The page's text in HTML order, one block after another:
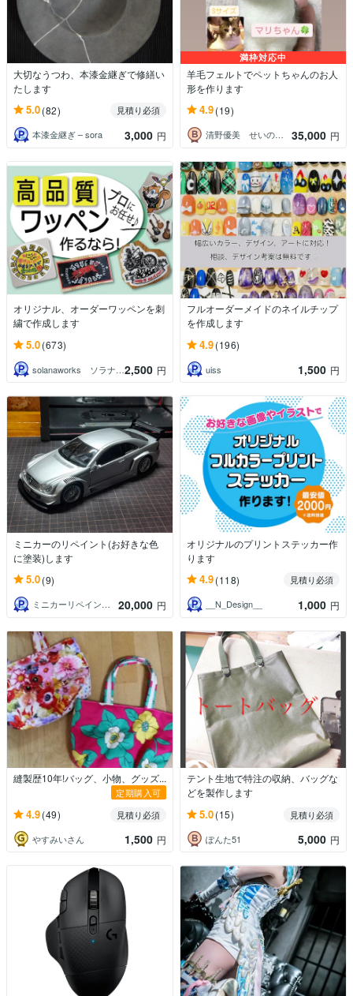
大切なうつわ、本漆金継ぎで修繕い
たします
5.0(82)
見積り必須
本漆金継ぎ – sora
3,000 円
満枠対応中
羊毛フェルトでペットちゃんのお人
形を作ります
4.9(19)
清野優美 せいのゆみ 35,000 円
オリジナル、オーダーワッペンを刺
繍で作成します
5.0(673)
solanaworks ソラナワークス 2,500 円
フルオーダーメイドのネイルチップ
を作成します
4.9(196)
uiss 1,500 円
ミニカーのリペイント(お好きな色
に塗装)します
5.0(9)
ミニカーリペイント工房 20,000 円
オリジナルのプリントステッカー作
ります
4.9(118)
見積り必須
__N_Design__
1,000 円
縫製歴10年!バッグ、小物、グッズ...
定期購入可
4.9(49)
見積り必須
やすみいさん
1,500 円
テント生地で特注の収納、バッグな
どを製作します
5.0(15)
見積り必須
ぽんた51
5,000 円